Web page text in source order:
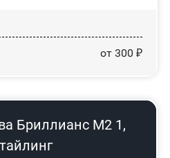
от 300 ₽
Бриллианс М2 1,